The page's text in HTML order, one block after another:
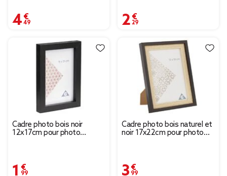
4,49 € 2,29 €
Cadre photo bois noir
12x17cm pour photo
1,99 €
Cadre photo bois naturel et
noir 17x22cm pour photo
3,99 €